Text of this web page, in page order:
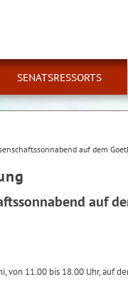
SENATSRESSORTS
auf dem
auf
von 11.00 bis 18.00 Uhr, auf